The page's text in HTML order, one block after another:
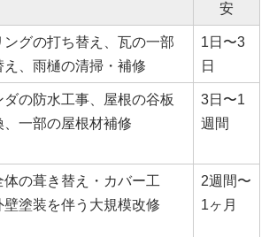
安
ングの打ち替え、瓦の一部
え、雨樋の清掃・補修
1日〜3
日
ダの防水工事、屋根の谷板
、一部の屋根材補修
3日〜1
週間
体の葺き替え・カバー工
壁塗装を伴う大規模改修
2週間〜
1ヶ月